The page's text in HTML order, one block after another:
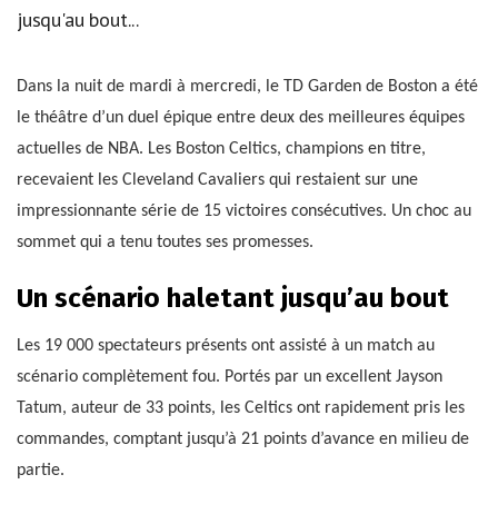
jusqu'au bout...
Dans la nuit de mardi à mercredi, le TD Garden de Boston a été
le théâtre d’un duel épique entre deux des meilleures équipes
actuelles de NBA. Les Boston Celtics, champions en titre,
recevaient les Cleveland Cavaliers qui restaient sur une
impressionnante série de 15 victoires consécutives. Un choc au
sommet qui a tenu toutes ses promesses.
Un scénario haletant jusqu’au bout
Les 19 000 spectateurs présents ont assisté à un match au
scénario complètement fou. Portés par un excellent Jayson
Tatum, auteur de 33 points, les Celtics ont rapidement pris les
commandes, comptant jusqu’à 21 points d’avance en milieu de
partie.